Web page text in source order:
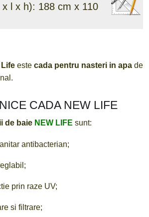
x l x h): 188 cm x 110
Life estecada pentru nasteri in apa de
CADA NEW LIFE
de baie NEW LIFE sunt:
antibacterian;
prin raze UV;
si filtrare;